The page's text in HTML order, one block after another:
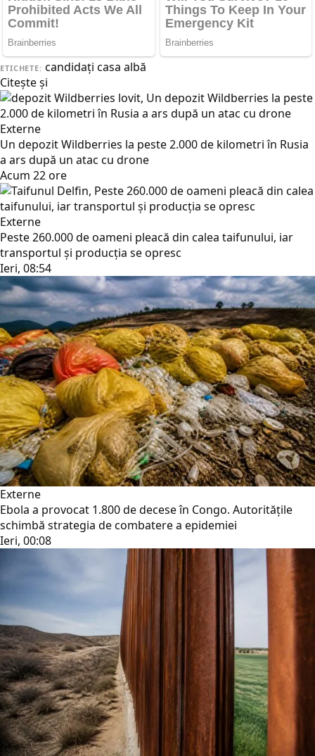
ETICHETE: candidaţi casa albă
Citește și
Externe
Un depozit Wildberries la peste 2.000 de kilometri în Rusia
a ars după un atac cu drone
Acum 22 ore
Externe
Peste 260.000 de oameni pleacă din calea taifunului, iar
transportul și producția se opresc
Ieri, 08:54
Externe
Ebola a provocat 1.800 de decese în Congo. Autoritățile
schimbă strategia de combatere a epidemiei
Ieri, 00:08